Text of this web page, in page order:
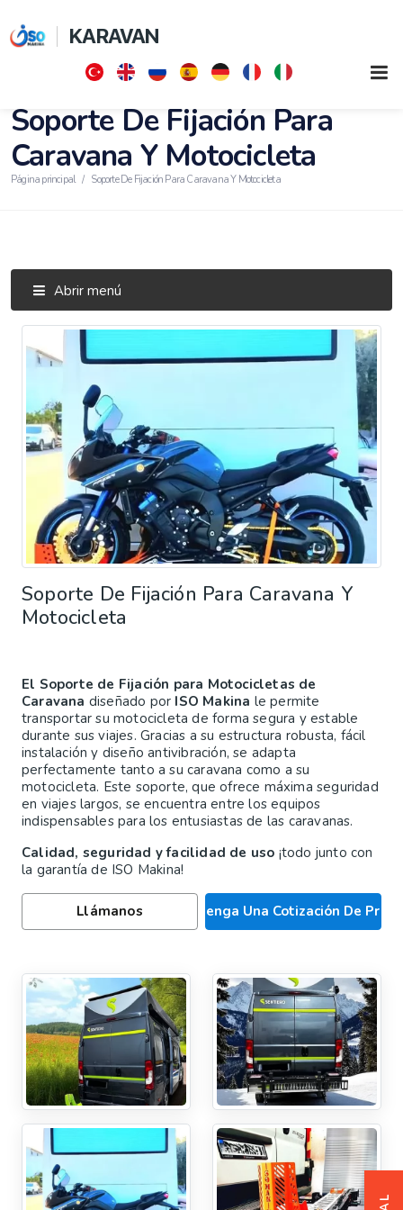
KARAVAN
Soporte De Fijación Para
Caravana Y Motocicleta
Página principal Soporte De Fijación Para Caravana Y Motocicleta
Abrir menú
Soporte De Fijación Para Caravana Y
Motocicleta
El Soporte de Fijación para Motocicletas de
Caravana diseñado por ISO Makina le permite
transportar su motocicleta de forma segura y estable
durante sus viajes. Gracias a su estructura robusta, fácil
instalación y diseño antivibración, se adapta
perfectamente tanto a su caravana como a su
motocicleta. Este soporte, que ofrece máxima seguridad
en viajes largos, se encuentra entre los equipos
indispensables para los entusiastas de las caravanas.
Calidad, seguridad y facilidad de uso ¡todo junto con
la garantía de ISO Makina!
Llámanos Obtenga Una Cotización De